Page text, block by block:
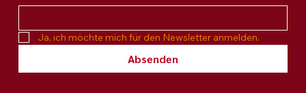
Ja, ich möchte mich für den Newsletter anmelden.
Absenden